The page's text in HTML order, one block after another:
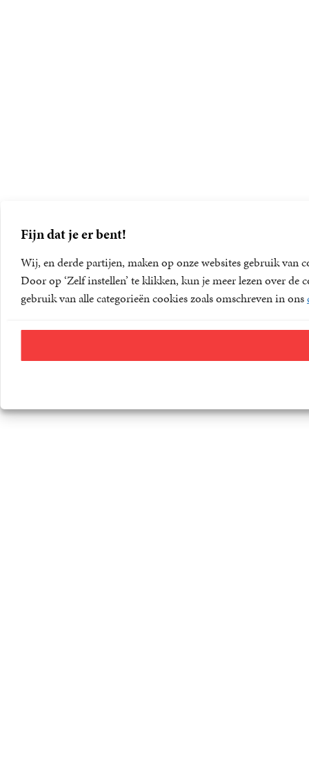
Fijn dat je er bent!
Wij, en derde partijen, maken op onze websites gebruik
Door op ‘Zelf instellen’ te klikken, kun je meer lezen over de
gebruik van alle categorieën cookies zoals omschreven in ons